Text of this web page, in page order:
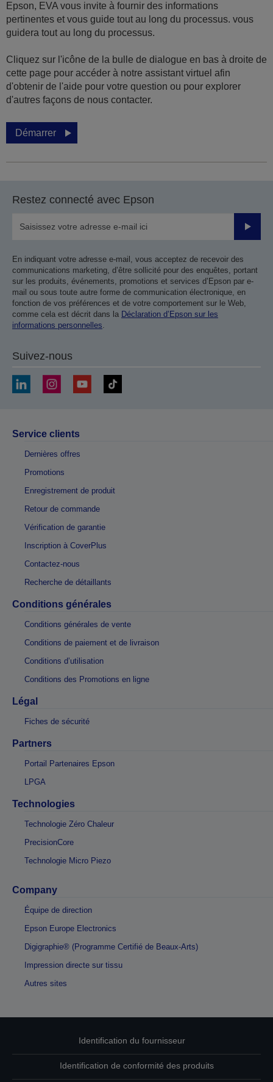
Epson, EVA vous invite à fournir des informations
pertinentes et vous guide tout au long du processus. vous
guidera tout au long du processus.
Cliquez sur l'icône de la bulle de dialogue en bas à droite de
cette page pour accéder à notre assistant virtuel afin
d'obtenir de l'aide pour votre question ou pour explorer
d'autres façons de nous contacter.
Démarrer
Restez connecté avec Epson
Valider
En indiquant votre adresse e-mail, vous acceptez de recevoir des
communications marketing, d’être sollicité pour des enquêtes, portant
sur les produits, événements, promotions et services d’Epson par e-
mail ou sous toute autre forme de communication électronique, en
fonction de vos préférences et de votre comportement sur le Web,
comme cela est décrit dans la Déclaration d’Epson sur les
informations personnelles.
Suivez-nous
Service clients
Dernières offres
Promotions
Enregistrement de produit
Retour de commande
Vérification de garantie
Inscription à CoverPlus
Contactez-nous
Recherche de détaillants
Conditions générales
Conditions générales de vente
Conditions de paiement et de livraison
Conditions d’utilisation
Conditions des Promotions en ligne
Légal
Fiches de sécurité
Partners
Portail Partenaires Epson
LPGA
Technologies
Technologie Zéro Chaleur
PrecisionCore
Technologie Micro Piezo
Company
Équipe de direction
Epson Europe Electronics
Digigraphie® (Programme Certifié de Beaux-Arts)
Impression directe sur tissu
Autres sites
Identification du fournisseur
Identification de conformité des produits